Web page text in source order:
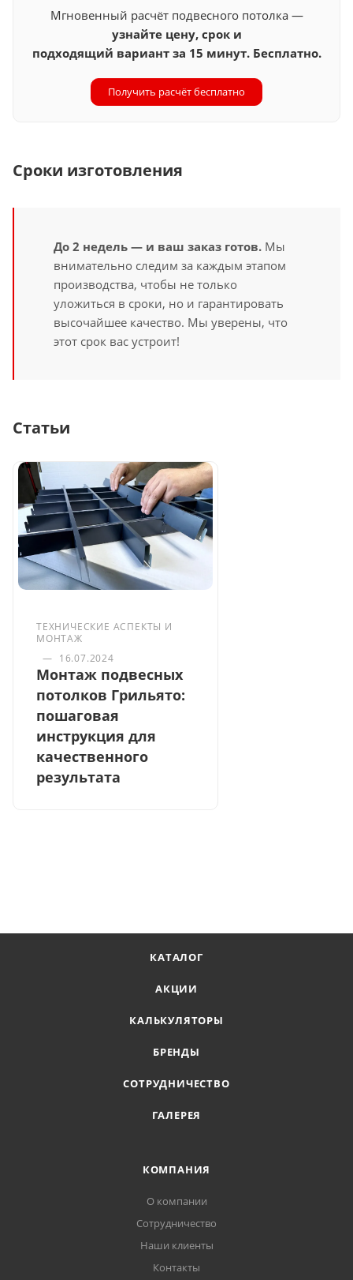
Мгновенный расчёт подвесного потолка —
узнайте цену, срок и
подходящий вариант за 15 минут. Бесплатно.
Получить расчёт бесплатно
Сроки изготовления
До 2 недель — и ваш заказ готов. Мы
внимательно следим за каждым этапом
производства, чтобы не только
уложиться в сроки, но и гарантировать
высочайшее качество. Мы уверены, что
этот срок вас устроит!
Статьи
ТЕХНИЧЕСКИЕ АСПЕКТЫ И
МОНТАЖ
— 16.07.2024
Монтаж подвесных
потолков Грильято:
пошаговая
инструкция для
качественного
результата
КАТАЛОГ
АКЦИИ
КАЛЬКУЛЯТОРЫ
БРЕНДЫ
СОТРУДНИЧЕСТВО
ГАЛЕРЕЯ
КОМПАНИЯ
О компании
Сотрудничество
Наши клиенты
Контакты